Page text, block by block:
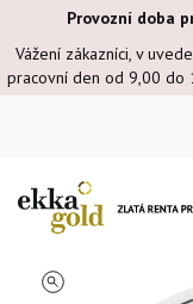
Provozní doba
Vážení zákazníci, v
pracovní den od 9,00 do